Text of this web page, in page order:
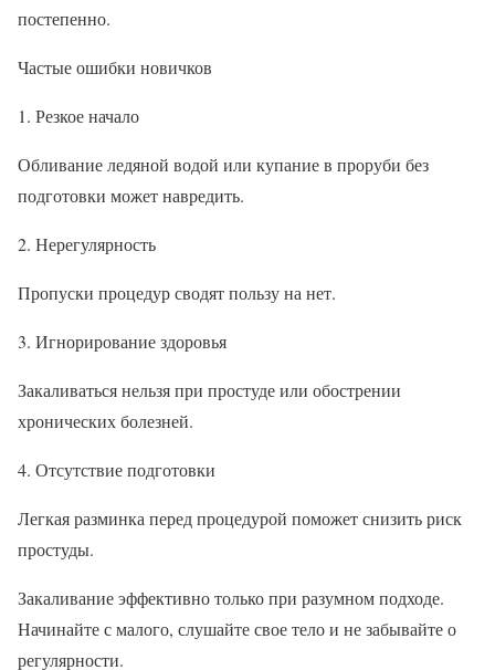
постепенно.
Частые ошибки новичков
1. Резкое начало
Обливание ледяной водой или купание в проруби без
подготовки может навредить.
2. Нерегулярность
Пропуски процедур сводят пользу на нет.
3. Игнорирование здоровья
Закаливаться нельзя при простуде или обострении
хронических болезней.
4. Отсутствие подготовки
Легкая разминка перед процедурой поможет снизить риск
простуды.
Закаливание эффективно только при разумном подходе.
Начинайте с малого, слушайте свое тело и не забывайте о
регулярности.